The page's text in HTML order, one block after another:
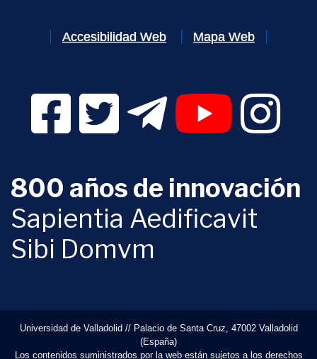
Accesibilidad Web Mapa Web
Facebook Digital UVa (se abrirá en una nueva
Twitter Digital UVa (se abrirá en una
Telegram Digital UVa (se
YouTube Digital
800 años de innovación
Sapientia Aedificavit
Sibi Domvm
Universidad de Valladolid // Palacio de Santa Cruz, 47002 Valladolid
(España)
Los contenidos suministrados por la web están sujetos a los derechos